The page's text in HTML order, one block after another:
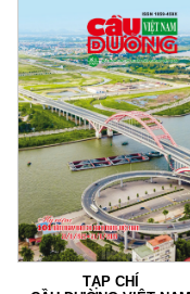
TẠP CHÍ
60 NĂM